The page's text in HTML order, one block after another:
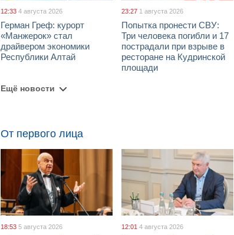
12:33 4 августа 2026
Герман Греф: курорт
«Манжерок» стал
драйвером экономики
Республики Алтай
23:27 1 августа 2026
Попытка пронести СВУ:
Три человека погибли и 17
пострадали при взрыве в
ресторане на Кудринской
площади
Ещё новости
От первого лица
18:53 5 августа 2026 12:01 4 августа 2026